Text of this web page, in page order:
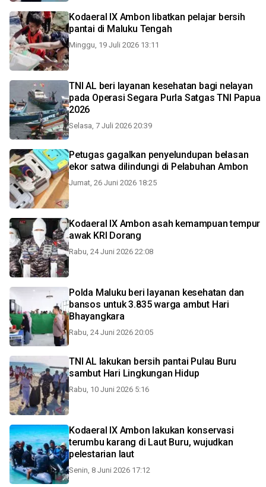
Kodaeral IX Ambon libatkan pelajar bersih
pantai di Maluku Tengah
Minggu, 19 Juli 2026 13:11
TNI AL beri layanan kesehatan bagi nelayan
pada Operasi Segara Purla Satgas TNI Papua
2026
Selasa, 7 Juli 2026 20:39
Petugas gagalkan penyelundupan belasan
ekor satwa dilindungi di Pelabuhan Ambon
Jumat, 26 Juni 2026 18:25
Kodaeral IX Ambon asah kemampuan tempur
awak KRI Dorang
Rabu, 24 Juni 2026 22:08
Polda Maluku beri layanan kesehatan dan
bansos untuk 3.835 warga ambut Hari
Bhayangkara
Rabu, 24 Juni 2026 20:05
TNI AL lakukan bersih pantai Pulau Buru
sambut Hari Lingkungan Hidup
Rabu, 10 Juni 2026 5:16
Kodaeral IX Ambon lakukan konservasi
terumbu karang di Laut Buru, wujudkan
pelestarian laut
Senin, 8 Juni 2026 17:12